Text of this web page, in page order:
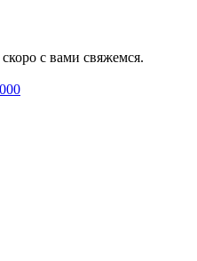
с вами свяжемся.